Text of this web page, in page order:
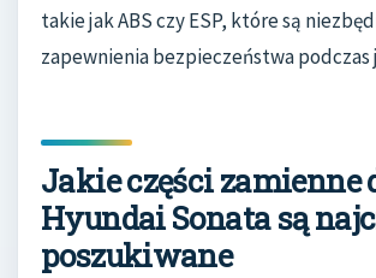
takie jak ABS czy ESP, które są
zapewnienia bezpieczeństwa podczas
Jakie części zamienne
Hyundai Sonata są
poszukiwane